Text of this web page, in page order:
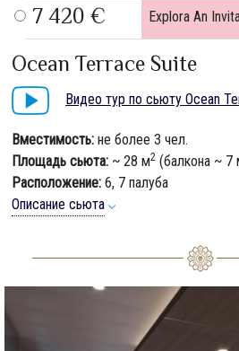
7 420 € Explora An
Ocean Terrace Suite
Видео тур по сьюту Ocean
Вместимость: не более 3 чел.
Площадь сьюта: ~ 28 м2 (балкона ~ 7
Расположение: 6, 7 палуба
Описание сьюта